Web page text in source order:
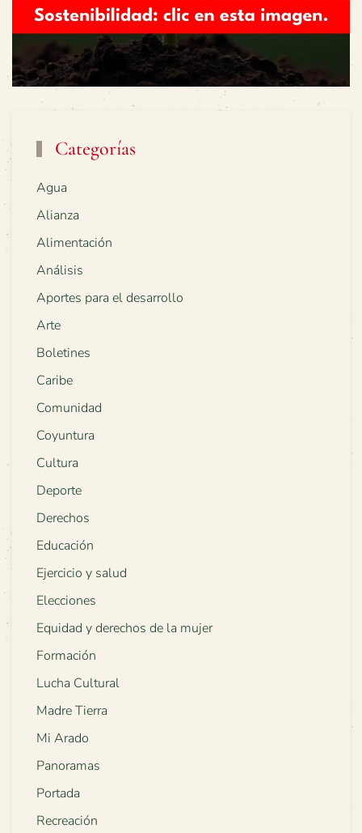
Categorías
Agua
Alianza
Alimentación
Análisis
Aportes para el desarrollo
Arte
Boletines
Caribe
Comunidad
Coyuntura
Cultura
Deporte
Derechos
Educación
Ejercicio y salud
Elecciones
Equidad y derechos de la mujer
Formación
Lucha Cultural
Madre Tierra
Mi Arado
Panoramas
Portada
Recreación